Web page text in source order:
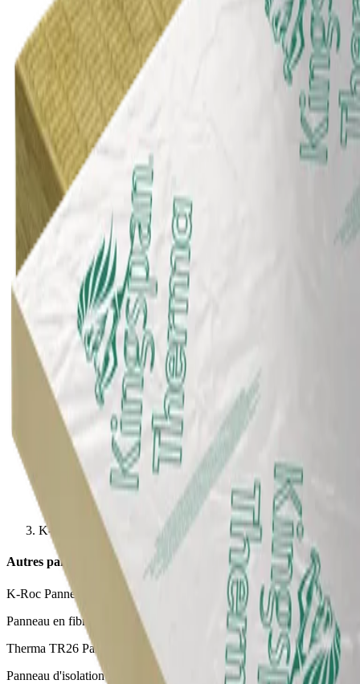
Panneaux d'isolation des toitures
K-Roc Panneau isolant en pente
Autres panneaux d'isolation des toitures
K-Roc Panneau toiture plate 70/037
Panneau en fibre minérale de roche pour toitures plates
Therma TR26 Panneau Toiture Plate
Panneau d'isolation thermique en mousse PIR pour toitures plates